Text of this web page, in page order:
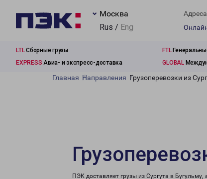
Москва
Rus / Eng
Адреса
LTLСборные грузы FTL
EXPRESS Авиа- и экспресс-доставка GLOBAL
Главная Направления Грузоперевозки из
ПЭК доставляет грузы из Сургута в